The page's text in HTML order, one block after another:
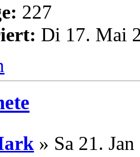
227
Di 17. Mai
» Sa 21.